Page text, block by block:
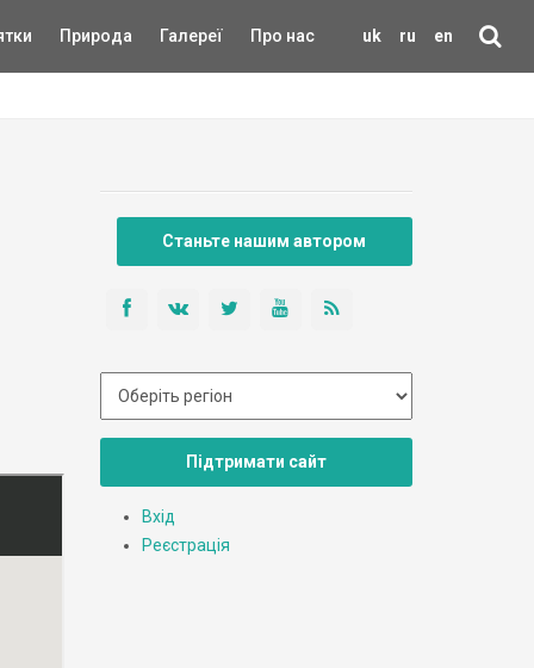
uk ru en
Природа Галереї Про нас
Станьте нашим автором
Підтримати сайт
Вхід
Реєстрація